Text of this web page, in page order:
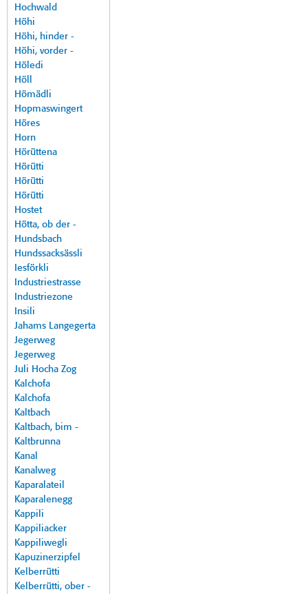
Hochwald
Höhi
Höhi, hinder -
Höhi, vorder -
Höledi
Höll
Hömädli
Hopmaswingert
Höres
Horn
Hörüttena
Hörütti
Hörütti
Hörütti
Hostet
Hötta, ob der -
Hundsbach
Hundssacksässli
Iesförkli
Industriestrasse
Industriezone
Insili
Jahams Langegerta
Jegerweg
Jegerweg
Juli Hocha Zog
Kalchofa
Kalchofa
Kaltbach
Kaltbach, bim -
Kaltbrunna
Kanal
Kanalweg
Kaparalateil
Kaparalenegg
Kappili
Kappiliacker
Kappiliwegli
Kapuzinerzipfel
Kelberrütti
Kelberrütti, ober -